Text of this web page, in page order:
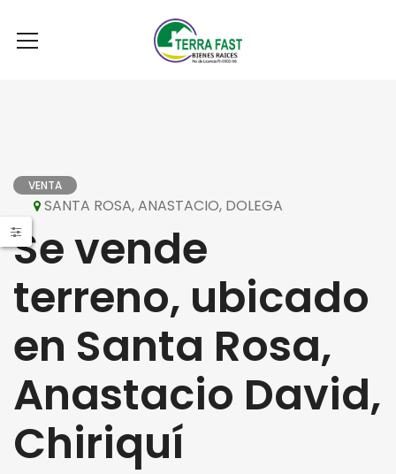
VENTA
SANTA ROSA, ANASTACIO, DOLEGA
Se vende
terreno, ubicado
en Santa Rosa,
Anastacio David,
Chiriquí